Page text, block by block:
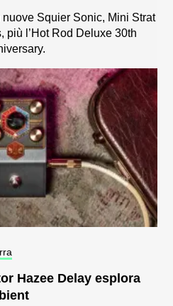
Squier Sonic, Mini Strat
più l’Hot Rod Deluxe 30th
Hazee Delay esplora